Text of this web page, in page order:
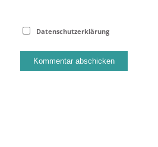
Datenschutzerklärung